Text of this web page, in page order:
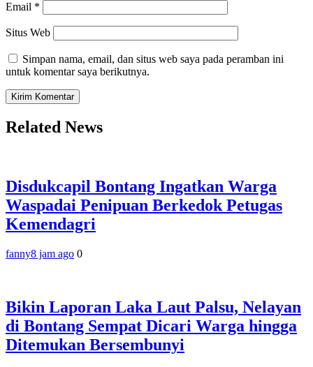
Email *
Situs Web
Simpan nama, email, dan situs web saya pada peramban ini
untuk komentar saya berikutnya.
Related News
Disdukcapil Bontang Ingatkan Warga
Waspadai Penipuan Berkedok Petugas
Kemendagri
fanny8 jam ago 0
Bikin Laporan Laka Laut Palsu, Nelayan
di Bontang Sempat Dicari Warga hingga
Ditemukan Bersembunyi